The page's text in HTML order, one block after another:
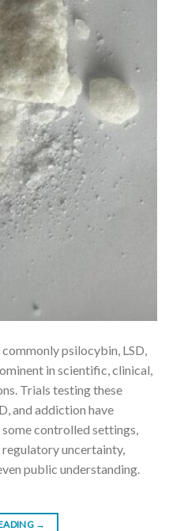
psilocybin, LSD,
in scientific, clinical,
Trials testing these
and addiction have
controlled settings,
uncertainty,
public understanding.
→